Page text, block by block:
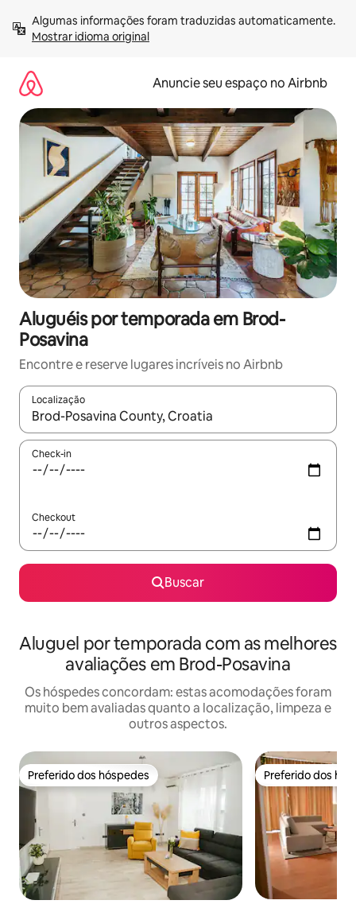
para
Mostrar idioma original
Anuncie seu espaço no Airbnb
Aluguéis por temporada em Brod-
Posavina
Encontre e reserve lugares incríveis no Airbnb
Localização
Quando os resultados estiverem disponíveis, explore-os
Check-in
Checkout
Buscar
Aluguel por temporada com as melhores
avaliações em Brod-Posavina
Os hóspedes concordam: estas acomodações foram
muito bem avaliadas quanto a localização, limpeza e
outros aspectos.
Preferido dos hóspedes
Preferido dos hóspedes Preferido dos
Preferido dos